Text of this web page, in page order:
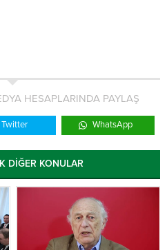
HESAPLARINDA PAYLAŞ
Twitter WhatsApp
DİĞER KONULAR